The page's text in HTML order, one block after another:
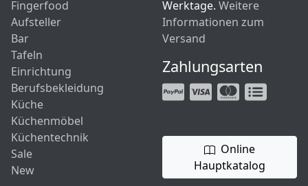
Fingerfood
Aufsteller
Bar
Tafeln
Einrichtung
Berufsbekleidung
Küche
Küchenmöbel
Küchentechnik
Sale
New
Werktage. Weitere
Informationen zum
Versand
Zahlungsarten
Online
Hauptkatalog